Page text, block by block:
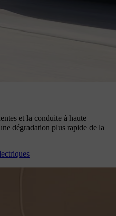
et la conduite à haute
dégradation plus rapide de la